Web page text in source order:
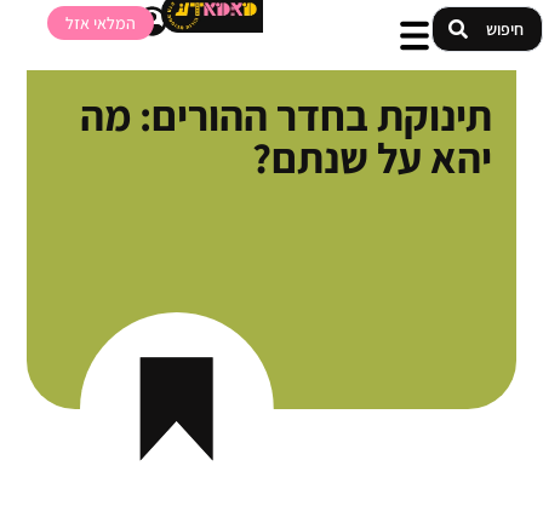
המלאי אזל
תינוקת בחדר ההורים: מה
יהא על שנתם?